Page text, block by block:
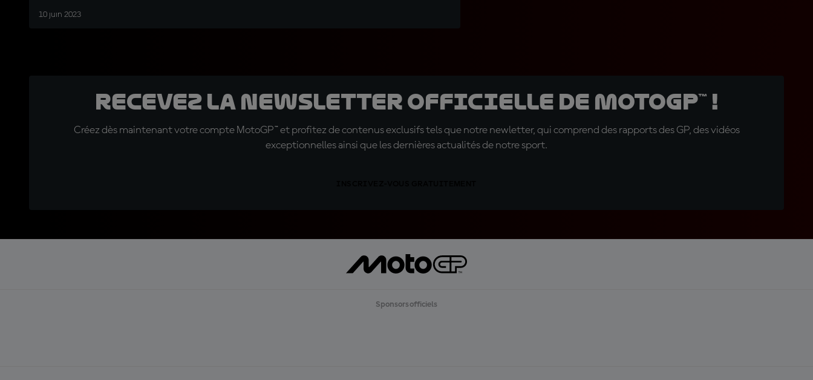
10 juin 2023
Recevez la Newsletter officielle de MotoGP™ !
Créez dès maintenant votre compte MotoGP™ et profitez de contenus exclusifs tels que notre newletter, qui comprend des rapports des GP, des vidéos
exceptionnelles ainsi que les dernières actualités de notre sport.
Sponsors officiels